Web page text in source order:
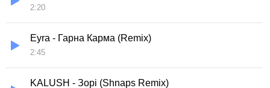
2:20
Eyra - Гарна Карма (Remix)
2:45
KALUSH - Зорi (Shnaps Remix)